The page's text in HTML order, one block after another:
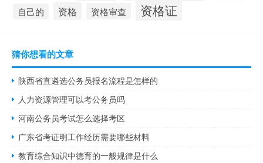
自己的 资格 资格审查 资格证
猜你想看的文章
陕西省直遴选公务员报名流程是怎样的
人力资源管理可以考公务员吗
河南公务员考试怎么选择考区
广东省考证明工作经历需要哪些材料
教育综合知识中德育的一般规律是什么